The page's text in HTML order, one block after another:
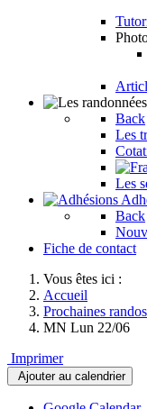
Back
Les
Les
Back
Fiche de contact
Vous êtes ici :
Accueil
Prochaines randos
MN Lun 22/06
Imprimer
Ajouter au calendrier